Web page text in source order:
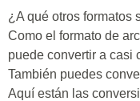
¿A qué otros formatos
Como el formato de
puede convertir a casi
También puedes
Aquí están las